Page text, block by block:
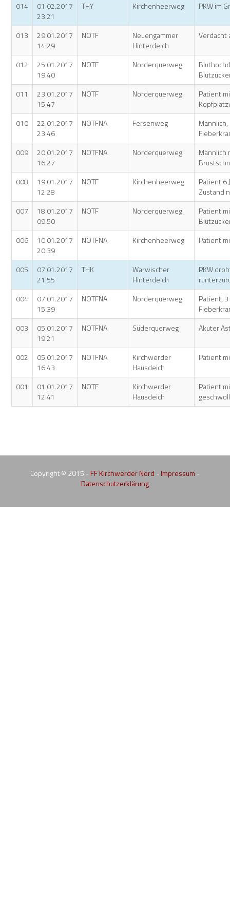
014
01.02.2017
23:21
THY Kirchenheerweg PKW im
013
29.01.2017
14:29
NOTF
Neuengammer
Hinterdeich
Verdacht
012
25.01.2017
19:40
NOTF Norderquerweg
011
23.01.2017
15:47
NOTF Norderquerweg
Patient
010
22.01.2017
23:46
NOTFNA Fersenweg
009
20.01.2017
16:27
NOTFNA Norderquerweg
Männlich
008
19.01.2017
12:28
NOTF Kirchenheerweg
Patient 6
Zustand
007
18.01.2017
09:50
NOTF Norderquerweg
Patient
006
10.01.2017
20:39
NOTFNA Kirchenheerweg Patient
005
07.01.2017
21:55
THK
Warwischer
Hinterdeich
PKW
004
07.01.2017
15:39
NOTFNA Norderquerweg
Patient,
003
05.01.2017
19:21
NOTFNA Süderquerweg Akuter
002
05.01.2017
16:43
NOTFNA
Kirchwerder
Hausdeich
Patient
001
01.01.2017
12:41
NOTF
Kirchwerder
Hausdeich
Patient
Copyright © 2015 - FF Kirchwerder Nord - Impressum -
Datenschutzerklärung